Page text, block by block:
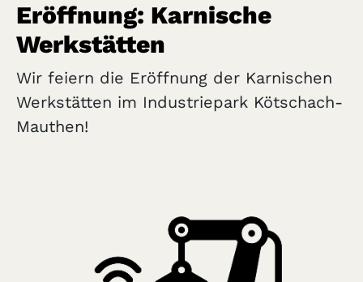
Eröffnung: Karnische
Werkstätten
Wir feiern die Eröffnung der Karnischen
Werkstätten im Industriepark Kötschach-
Mauthen!